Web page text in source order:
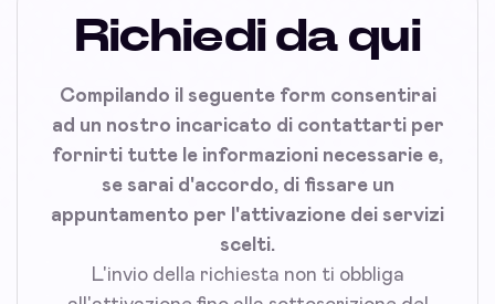
Richiedi da qui
Compilando il seguente form consentirai
ad un nostro incaricato di contattarti per
fornirti tutte le informazioni necessarie e,
se sarai d'accordo, di fissare un
appuntamento per l'attivazione dei servizi
scelti.
L'invio della richiesta non ti obbliga